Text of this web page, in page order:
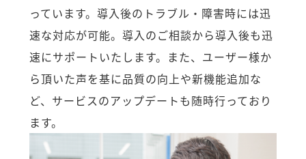
っています。導入後のトラブル・障害時には迅
速な対応が可能。導入のご相談から導入後も迅
速にサポートいたします。また、ユーザー様か
ら頂いた声を基に品質の向上や新機能追加な
ど、サービスのアップデートも随時行っており
ます。